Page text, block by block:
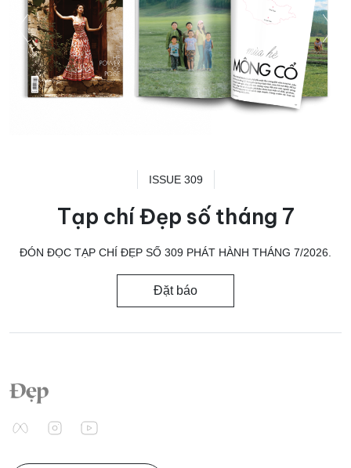
ISSUE 309
Tạp chí Đẹp số tháng 7
ĐÓN ĐỌC TẠP CHÍ ĐẸP SỐ 309 PHÁT HÀNH THÁNG 7/2026.
Đặt báo